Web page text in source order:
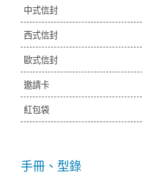
中式信封
西式信封
歐式信封
邀請卡
紅包袋
手冊、型錄